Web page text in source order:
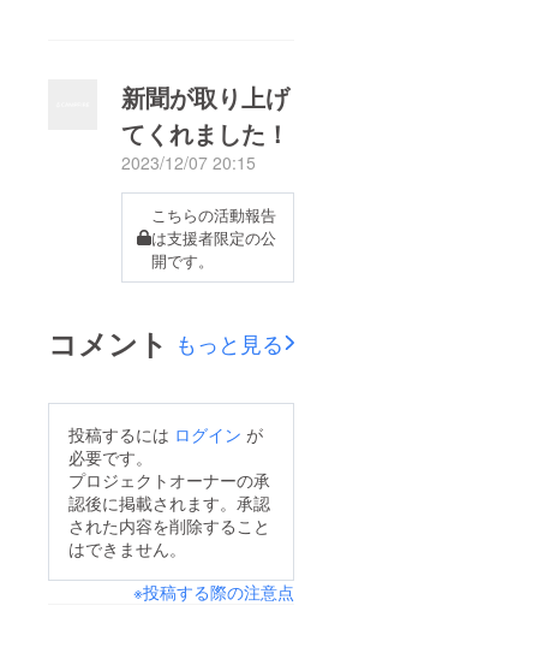
促イベントを開催しま
す！日時：
2024/8/10(土)、
11(日)11:00-18:00場
所：Hitch Hiker
Tokyo150-0001東京都
渋谷区神宮前6-16-
.gl/GjS8vVwzpdBDnf8
さい！
新聞が取り上げ
てくれました！
2023/12/07 20:15
こちらの活動報告
は支援者限定の公
開です。
コメント もっと見る
投稿するには ログイン が
必要です。
プロジェクトオーナーの承
認後に掲載されます。承認
された内容を削除すること
はできません。
※投稿する際の注意点